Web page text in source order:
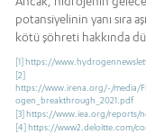
potansiyelinin yanı sıra
kötü şöhreti hakkında
[1] https://
[2]
https://www.irena.org/-/media/
ogen_breakthrough_2021.pdf
[3] https://www.iea.org/reports/
[4] https://www2.deloitte.com/